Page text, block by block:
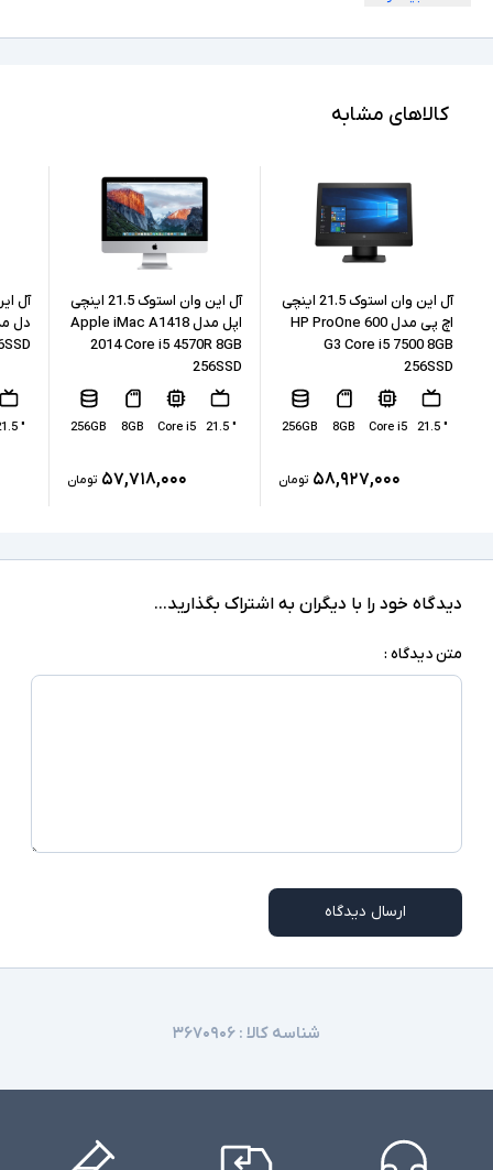
نسل پردازنده Intel نسل 6
8GB
حافظه داخلی 256GB
نوع حافظه داخلی
پردازنده گرافیکی Intel UHD Graphics 520
درایو نوری ندارد
سیستم عامل
کالاهای مشابه
آل این وان استوک 21.5 اینچی
اچ پی مدل HP ProOne 600
G3 Core i5 7500 8GB
256SSD
" 21.5
Core i5
8GB
256GB
۵۸,۹۲۷,۰۰۰ تومان
آل این وان استوک 21.5 اینچی
اپل مدل Apple iMac A1418
2014 Core i5 4570R 8GB
256SSD
" 21.5
Core i5
8GB
256GB
۵۷,۷۱۸,۰۰۰ تومان
" 21.5
دیدگاه خود را با دیگران به اشتراک بگذارید...
متن دیدگاه :
ارسال دیدگاه
شناسه کالا : ۳۶۷۰۹۰۶